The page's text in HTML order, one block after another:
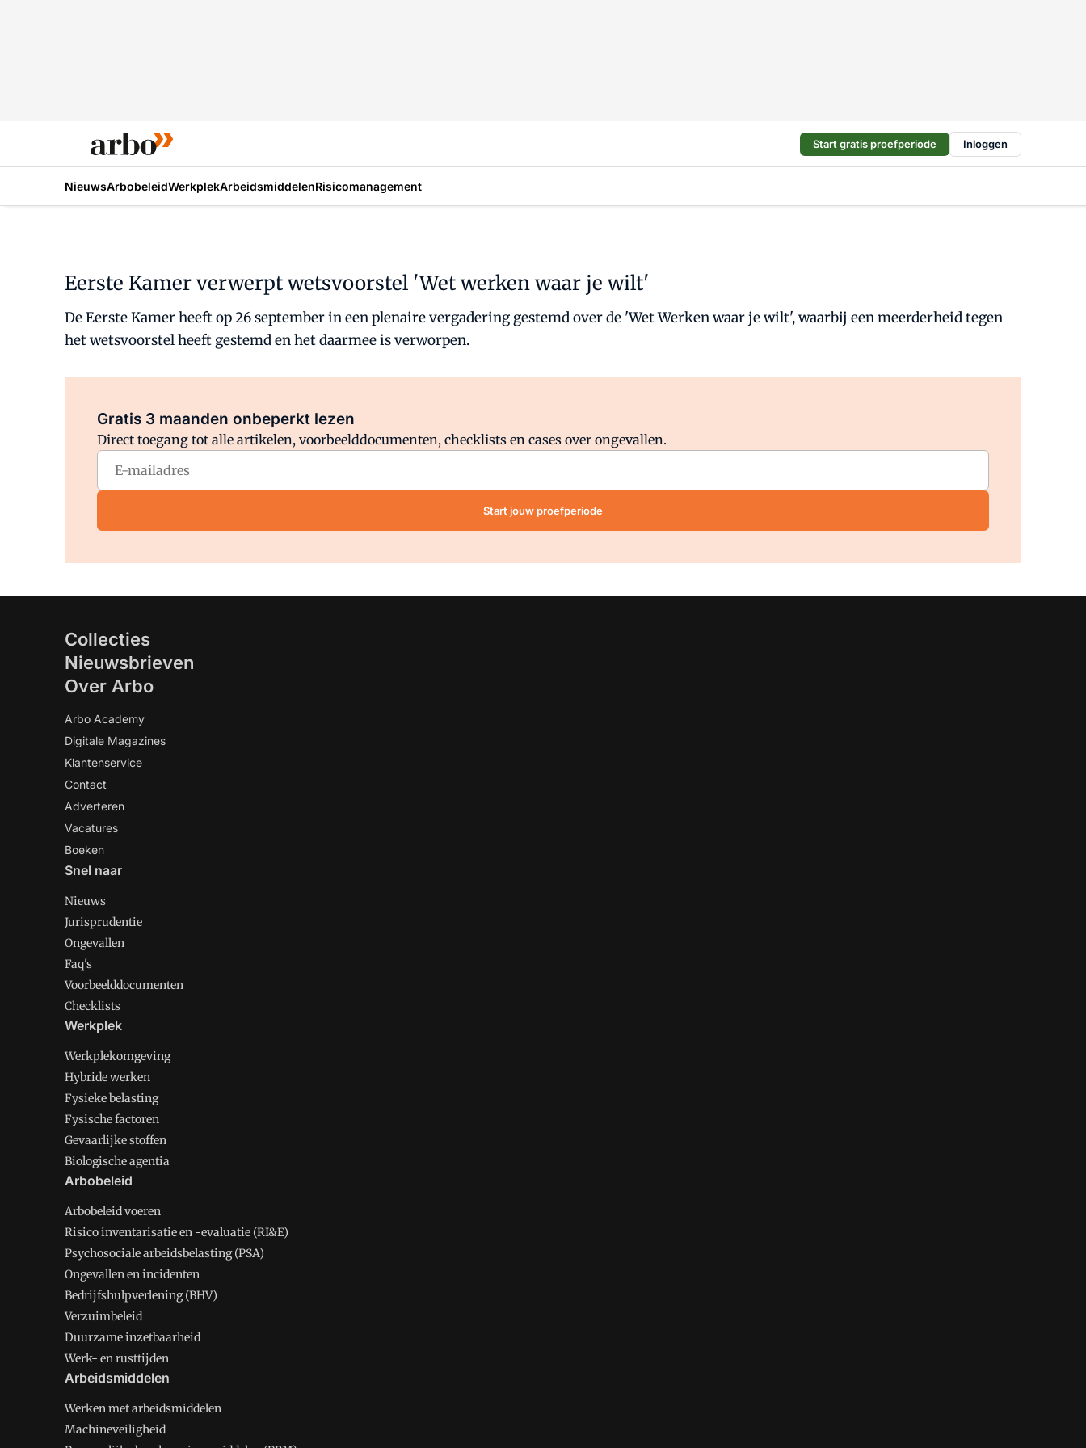
Start gratis proefperiode Inloggen
NieuwsArbobeleidWerkplekArbeidsmiddelenRisicomanagement
Eerste Kamer verwerpt wetsvoorstel 'Wet werken waar je wilt'
De Eerste Kamer heeft op 26 september in een plenaire vergadering gestemd over de 'Wet Werken waar je wilt', waarbij een meerderheid tegen
het wetsvoorstel heeft gestemd en het daarmee is verworpen.
Gratis 3 maanden onbeperkt lezen
Direct toegang tot alle artikelen, voorbeelddocumenten, checklists en cases over ongevallen.
Start jouw proefperiode
Collecties
Nieuwsbrieven
Over Arbo
Arbo Academy
Digitale Magazines
Klantenservice
Contact
Adverteren
Vacatures
Boeken
Snel naar
Nieuws
Jurisprudentie
Ongevallen
Faq's
Voorbeelddocumenten
Checklists
Werkplek
Werkplekomgeving
Hybride werken
Fysieke belasting
Fysische factoren
Gevaarlijke stoffen
Biologische agentia
Arbobeleid
Arbobeleid voeren
Risico inventarisatie en -evaluatie (RI&E)
Psychosociale arbeidsbelasting (PSA)
Ongevallen en incidenten
Bedrijfshulpverlening (BHV)
Verzuimbeleid
Duurzame inzetbaarheid
Werk- en rusttijden
Arbeidsmiddelen
Werken met arbeidsmiddelen
Machineveiligheid